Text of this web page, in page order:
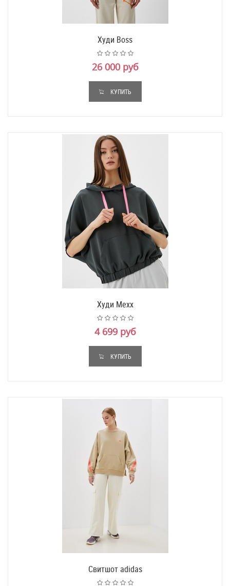
Худи Boss
26 000 руб
КУПИТЬ
Худи Mexx
4 699 руб
КУПИТЬ
Свитшот adidas